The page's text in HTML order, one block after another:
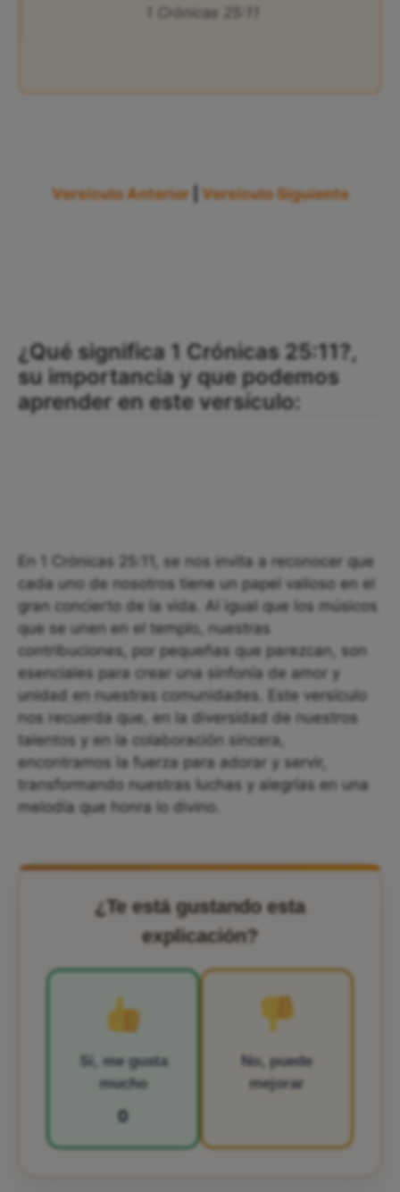
1 Crónicas 25:11
Versículo Anterior Versículo Siguiente
¿Qué significa 1 Crónicas 25:11?,
su importancia y que podemos
aprender en este versículo:
En 1 Crónicas 25:11, se nos invita a reconocer que
cada uno de nosotros tiene un papel valioso en el
gran concierto de la vida. Al igual que los músicos
que se unen en el templo, nuestras
contribuciones, por pequeñas que parezcan, son
esenciales para crear una sinfonía de amor y
unidad en nuestras comunidades. Este versículo
nos recuerda que, en la diversidad de nuestros
talentos y en la colaboración sincera,
encontramos la fuerza para adorar y servir,
transformando nuestras luchas y alegrías en una
melodía que honra lo divino.
¿Te está gustando esta
explicación?
Sí, me gusta
mucho
0
No, puede
mejorar